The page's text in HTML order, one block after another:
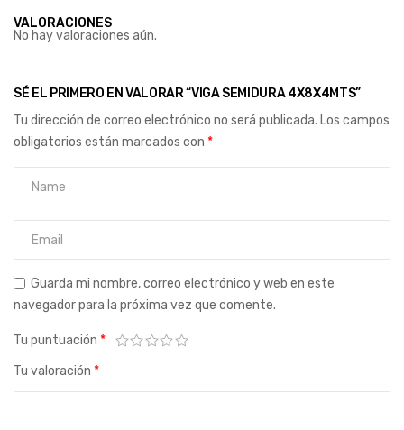
VALORACIONES
No hay valoraciones aún.
SÉ EL PRIMERO EN VALORAR “VIGA SEMIDURA 4X8X4MTS”
Tu dirección de correo electrónico no será publicada. Los campos
obligatorios están marcados con *
Guarda mi nombre, correo electrónico y web en este
navegador para la próxima vez que comente.
Tu puntuación *
Tu valoración *